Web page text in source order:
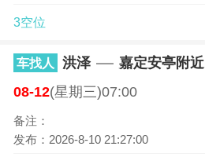
3空位
车找人 洪泽
嘉定安亭附近
08-12(星期三)07:00
备注：
发布：2026-8-10 21:27:00